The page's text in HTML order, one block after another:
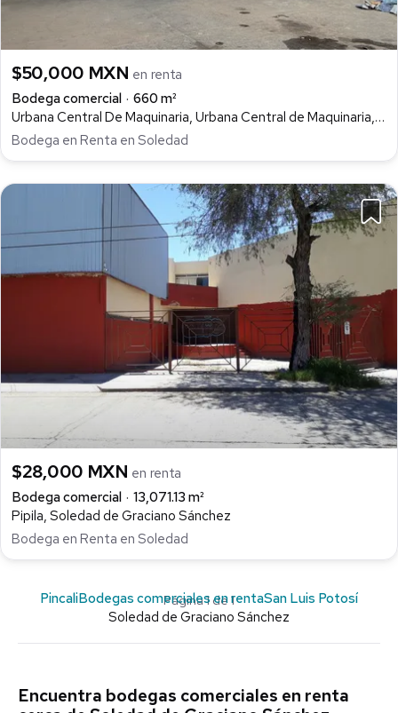
$50,000 MXN en renta
Bodega comercial
660 m²
Urbana Central De Maquinaria, Urbana Central de Maquinaria, Soledad de Graciano Sánchez
Bodega en Renta en Soledad
$28,000 MXN en renta
Bodega comercial
13,071.13 m²
Pipila, Soledad de Graciano Sánchez
Bodega en Renta en Soledad
Página 1 de 1
PincaliBodegas comerciales en rentaSan Luis Potosí
Soledad de Graciano Sánchez
Encuentra bodegas comerciales en renta